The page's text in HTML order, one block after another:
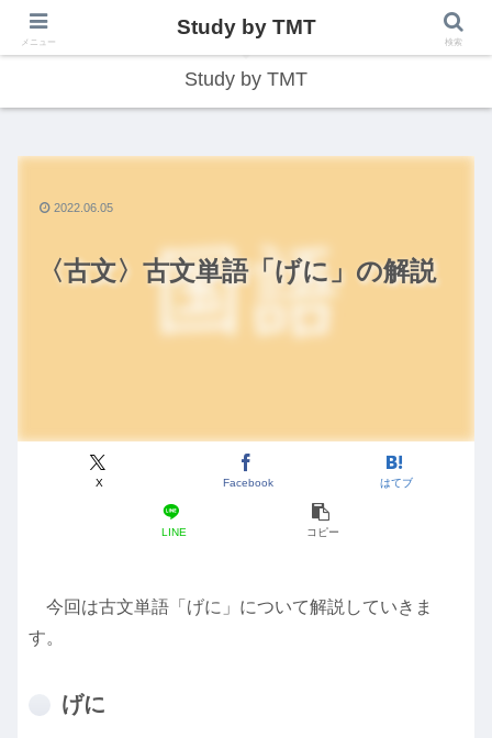
総合型学習サイト
Study by TMT
〈古文〉古文単語「げに」の解説
X Facebook はてブ
LINE コピー
2022.06.05
今回は古文単語「げに」について解説していきま
す。
げに
メニュー
Study by TMT
検索